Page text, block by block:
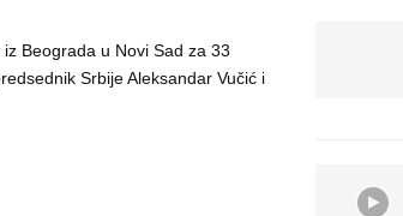
iz Beograda u Novi Sad za 33
Srbije Aleksandar Vučić i